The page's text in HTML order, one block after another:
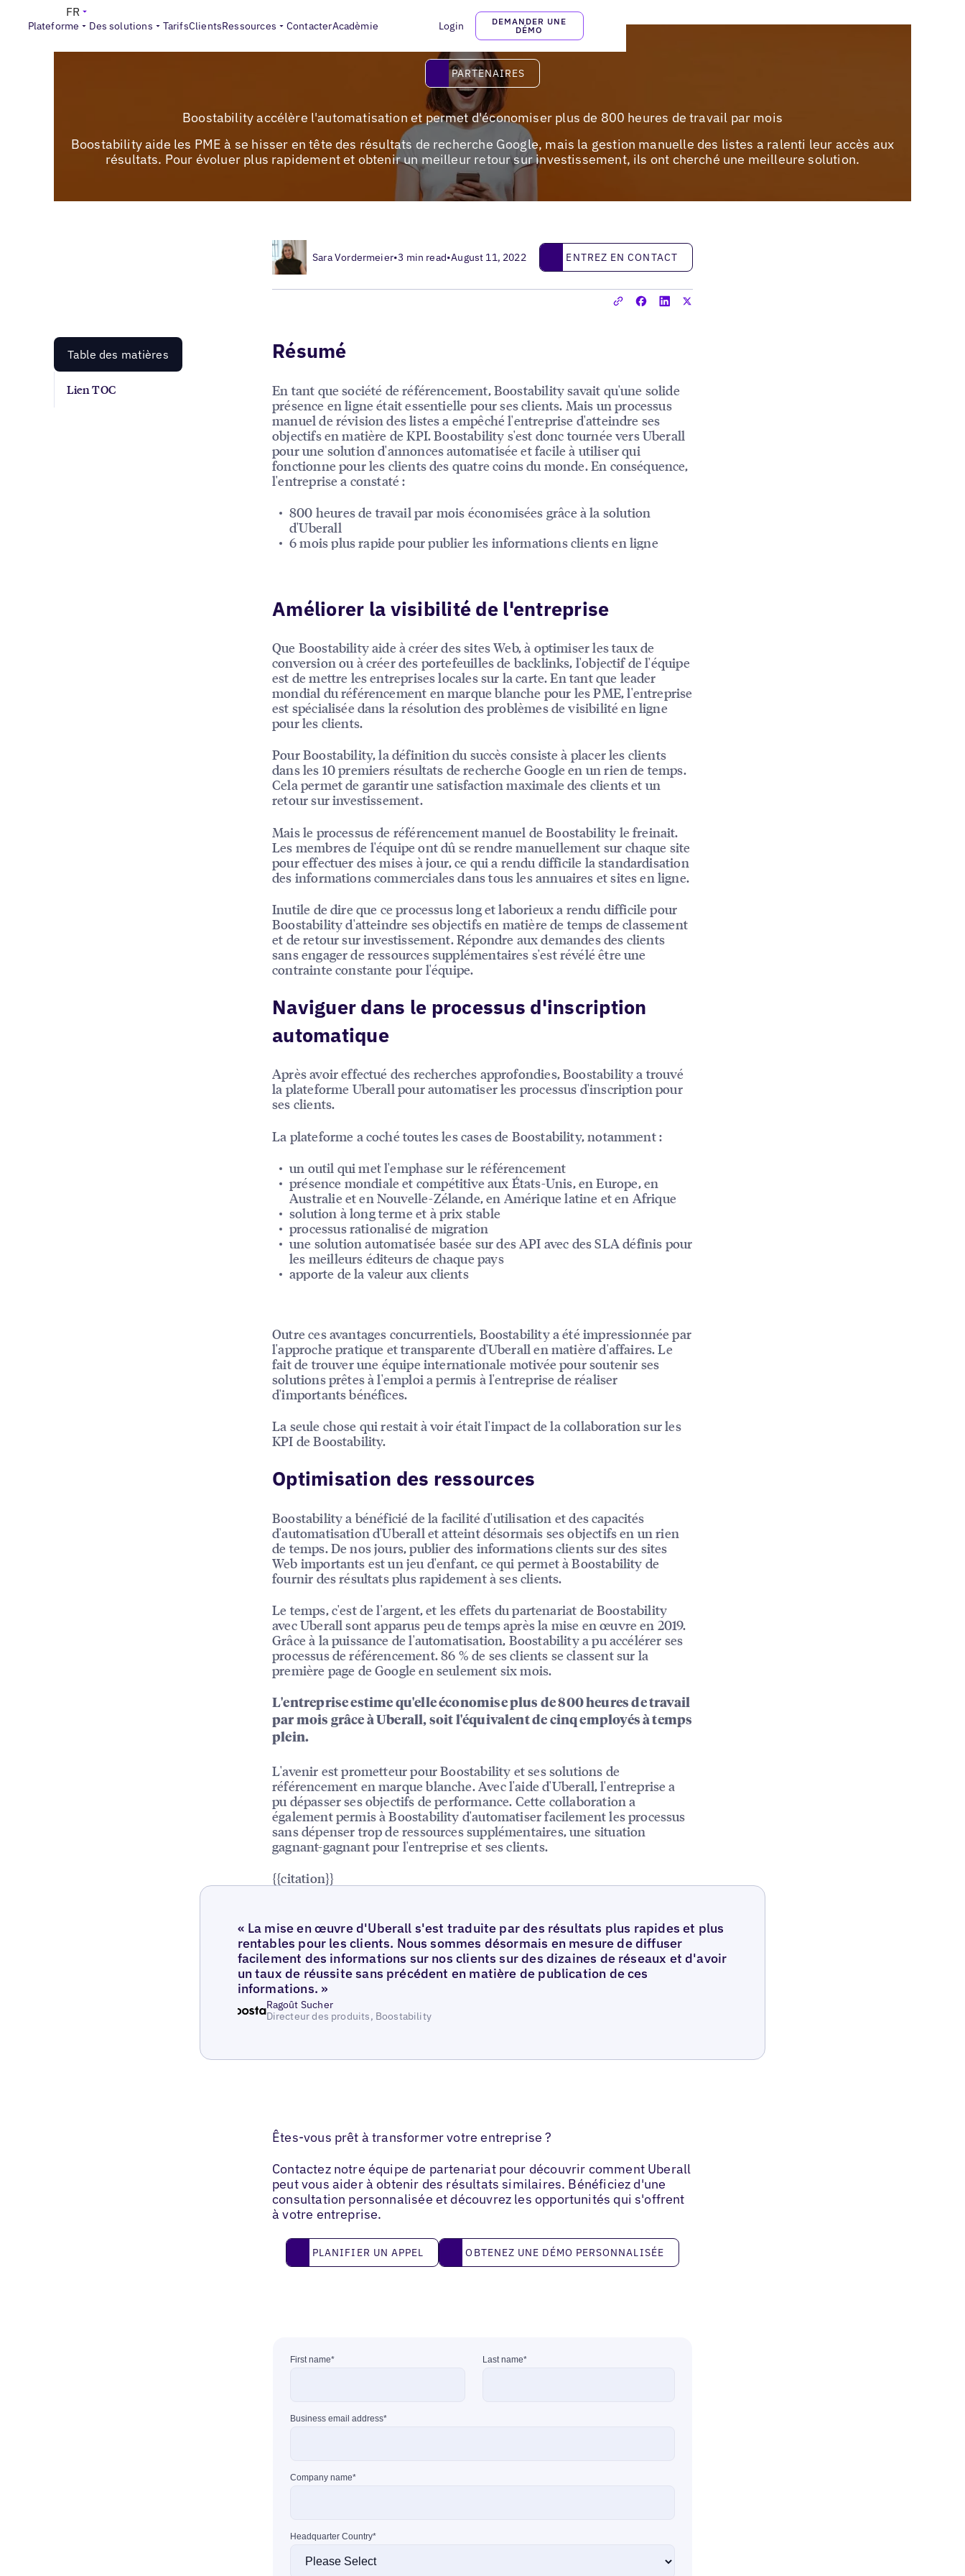
Plateforme Des solutions TarifsClientsRessources ContacterAcadèmie Login
DEMANDER UNE
DÉMO
FR
PARTENAIRES
PARTENAIRES
Boostability accélère l'automatisation et permet d'économiser plus de 800 heures de travail par mois
Boostability aide les PME à se hisser en tête des résultats de recherche Google, mais la gestion manuelle des listes a ralenti leur accès aux
résultats. Pour évoluer plus rapidement et obtenir un meilleur retour sur investissement, ils ont cherché une meilleure solution.
Sara Vordermeier•3 min read•August 11, 2022 Entrez en contact
ENTREZ EN CONTACT
Table des matières
Lien TOC
Résumé
En tant que société de référencement, Boostability savait qu'une solide
présence en ligne était essentielle pour ses clients. Mais un processus
manuel de révision des listes a empêché l'entreprise d'atteindre ses
objectifs en matière de KPI. Boostability s'est donc tournée vers Uberall
pour une solution d'annonces automatisée et facile à utiliser qui
fonctionne pour les clients des quatre coins du monde. En conséquence,
l'entreprise a constaté :
800 heures de travail par mois économisées grâce à la solution
d'Uberall
6 mois plus rapide pour publier les informations clients en ligne
Améliorer la visibilité de l'entreprise
Que Boostability aide à créer des sites Web, à optimiser les taux de
conversion ou à créer des portefeuilles de backlinks, l'objectif de l'équipe
est de mettre les entreprises locales sur la carte. En tant que leader
mondial du référencement en marque blanche pour les PME, l'entreprise
est spécialisée dans la résolution des problèmes de visibilité en ligne
pour les clients.
Pour Boostability, la définition du succès consiste à placer les clients
dans les 10 premiers résultats de recherche Google en un rien de temps.
Cela permet de garantir une satisfaction maximale des clients et un
retour sur investissement.
Mais le processus de référencement manuel de Boostability le freinait.
Les membres de l'équipe ont dû se rendre manuellement sur chaque site
pour effectuer des mises à jour, ce qui a rendu difficile la standardisation
des informations commerciales dans tous les annuaires et sites en ligne.
Inutile de dire que ce processus long et laborieux a rendu difficile pour
Boostability d'atteindre ses objectifs en matière de temps de classement
et de retour sur investissement. Répondre aux demandes des clients
sans engager de ressources supplémentaires s'est révélé être une
contrainte constante pour l'équipe.
Naviguer dans le processus d'inscription
automatique
Après avoir effectué des recherches approfondies, Boostability a trouvé
la plateforme Uberall pour automatiser les processus d'inscription pour
ses clients.
La plateforme a coché toutes les cases de Boostability, notamment :
un outil qui met l'emphase sur le référencement
présence mondiale et compétitive aux États-Unis, en Europe, en
Australie et en Nouvelle-Zélande, en Amérique latine et en Afrique
solution à long terme et à prix stable
processus rationalisé de migration
une solution automatisée basée sur des API avec des SLA définis pour
les meilleurs éditeurs de chaque pays
apporte de la valeur aux clients
Outre ces avantages concurrentiels, Boostability a été impressionnée par
l'approche pratique et transparente d'Uberall en matière d'affaires. Le
fait de trouver une équipe internationale motivée pour soutenir ses
solutions prêtes à l'emploi a permis à l'entreprise de réaliser
d'importants bénéfices.
La seule chose qui restait à voir était l'impact de la collaboration sur les
KPI de Boostability.
Optimisation des ressources
Boostability a bénéficié de la facilité d'utilisation et des capacités
d'automatisation d'Uberall et atteint désormais ses objectifs en un rien
de temps. De nos jours, publier des informations clients sur des sites
Web importants est un jeu d'enfant, ce qui permet à Boostability de
fournir des résultats plus rapidement à ses clients.
Le temps, c'est de l'argent, et les effets du partenariat de Boostability
avec Uberall sont apparus peu de temps après la mise en œuvre en 2019.
Grâce à la puissance de l'automatisation, Boostability a pu accélérer ses
processus de référencement. 86 % de ses clients se classent sur la
première page de Google en seulement six mois.
L'entreprise estime qu'elle économise plus de 800 heures de travail
par mois grâce à Uberall, soit l'équivalent de cinq employés à temps
plein.
L'avenir est prometteur pour Boostability et ses solutions de
référencement en marque blanche. Avec l'aide d'Uberall, l'entreprise a
pu dépasser ses objectifs de performance. Cette collaboration a
également permis à Boostability d'automatiser facilement les processus
sans dépenser trop de ressources supplémentaires, une situation
gagnant-gagnant pour l'entreprise et ses clients.
{{citation}}
« La mise en œuvre d'Uberall s'est traduite par des résultats plus rapides et plus
rentables pour les clients. Nous sommes désormais en mesure de diffuser
facilement des informations sur nos clients sur des dizaines de réseaux et d'avoir
un taux de réussite sans précédent en matière de publication de ces
informations. »
Ragoût Sucher
Directeur des produits, Boostability
Êtes-vous prêt à transformer votre entreprise ?
Contactez notre équipe de partenariat pour découvrir comment Uberall
peut vous aider à obtenir des résultats similaires. Bénéficiez d'une
consultation personnalisée et découvrez les opportunités qui s'offrent
à votre entreprise.
Planifier un appel
PLANIFIER UN APPEL Obtenez une démo personnalisée
OBTENEZ UNE DÉMO PERSONNALISÉE